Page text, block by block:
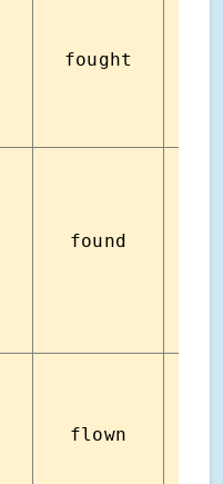
fought
found
flown